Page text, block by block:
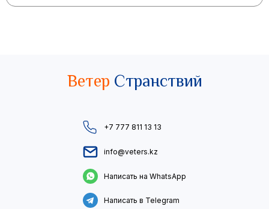
Ветер Странствий
+7 777 811 13 13
info@veters.kz
Написать на WhatsApp
Написать в Telegram